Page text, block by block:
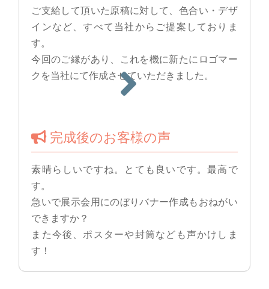
ご支給して頂いた原稿に対して、色合い・デザ
インなど、すべて当社からご提案しておりま
す。
今回のご縁があり、これを機に新たにロゴマー
クを当社にて作成させていただきました。
完成後のお客様の声
素晴らしいですね。とても良いです。最高で
す。
急いで展示会用にのぼりバナー作成もおねがい
できますか？
また今後、ポスターや封筒なども声かけしま
す！